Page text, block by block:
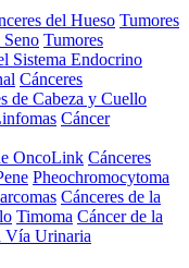
del Hueso Tumores
Seno Tumores
Sistema Endocrino
Cánceres
de Cabeza y Cuello
Cáncer
OncoLink Cánceres
Pheochromocytoma
Cánceres de la
Timoma Cáncer de la
Vía Urinaria